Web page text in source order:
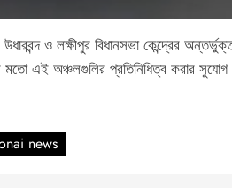
ও লক্ষীপুর বিধানসভা কেন্দ্রের
এই অঞ্চলগুলির প্রতিনিধিত্ব করার সুযোগ
news